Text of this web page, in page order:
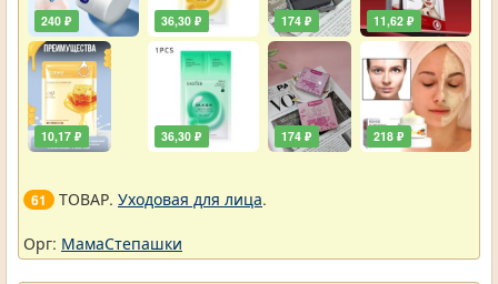
240 ₽
10,17 ₽
36,30 ₽
36,30 ₽
174 ₽
174 ₽
11,62 ₽
218 ₽
61 ТОВАР. Уходовая для лица.
Орг: МамаСтепашки